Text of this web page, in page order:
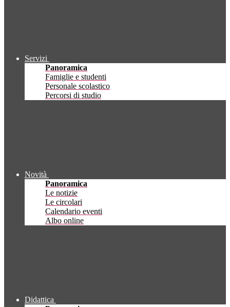
Servizi
Panoramica
Famiglie e studenti
Personale scolastico
Percorsi di studio
Novità
Panoramica
Le notizie
Le circolari
Calendario eventi
Albo online
Didattica